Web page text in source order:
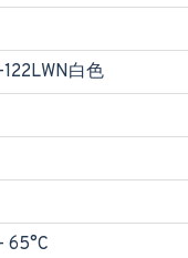
白色
65°C